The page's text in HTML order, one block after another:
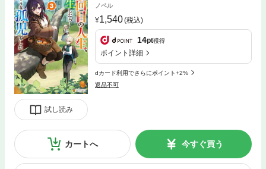
試し読み
ノベル
1,540(税込)
14pt獲得
ポイント詳細
dカード利用でさらにポイント+2%
返品不可
カートへ 今すぐ買う